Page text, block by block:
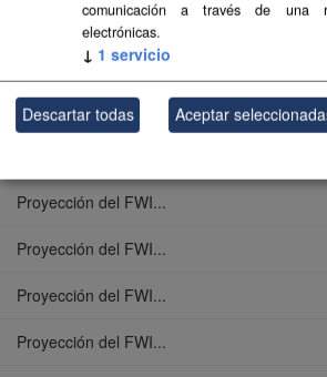
Proyección del FWI...
Proyección del FWI...
Proyección del FWI...
Proyección del FWI...
Proyección del FWI...
Proyección del FWI...
Proyección del FWI...
comunicación a través de una
electrónicas.
↓ 1 servicio
Descartar todas Aceptar